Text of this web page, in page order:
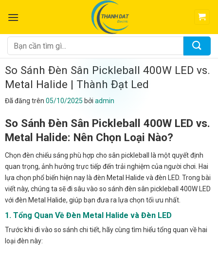
đến
dung
Tìm
kiếm:
So Sánh Đèn Sân Pickleball 400W LED vs.
Metal Halide | Thành Đạt Led
Đã đăng trên 05/10/2025 bởi admin
So Sánh Đèn Sân Pickleball 400W LED vs.
Metal Halide: Nên Chọn Loại Nào?
Chọn đèn chiếu sáng phù hợp cho sân pickleball là một quyết định
quan trọng, ảnh hưởng trực tiếp đến trải nghiệm của người chơi. Hai
lựa chọn phổ biến hiện nay là đèn Metal Halide và đèn LED. Trong bài
viết này, chúng ta sẽ đi sâu vào so sánh đèn sân pickleball 400W LED
với đèn Metal Halide, giúp bạn đưa ra lựa chọn tối ưu nhất.
1. Tổng Quan Về Đèn Metal Halide và Đèn LED
Trước khi đi vào so sánh chi tiết, hãy cùng tìm hiểu tổng quan về hai
loại đèn này: